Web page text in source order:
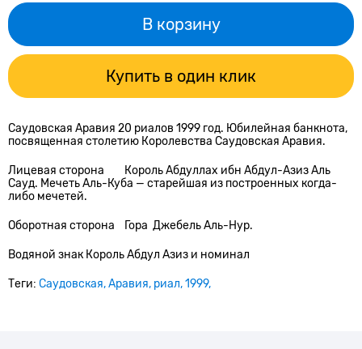
В корзину
Купить в один клик
Саудовская Аравия 20 риалов 1999 год. Юбилейная банкнота,
посвященная столетию Королевства Саудовская Аравия.
Лицевая сторона
Король Абдуллах ибн Абдул-Азиз Аль
Сауд. Мечеть Аль-Куба — старейшая из построенных когда-
либо мечетей.
Оборотная сторона Гора Джебель Аль-Нур.
Водяной знак Король Абдул Азиз и номинал
Теги: Саудовская Аравия риал 1999